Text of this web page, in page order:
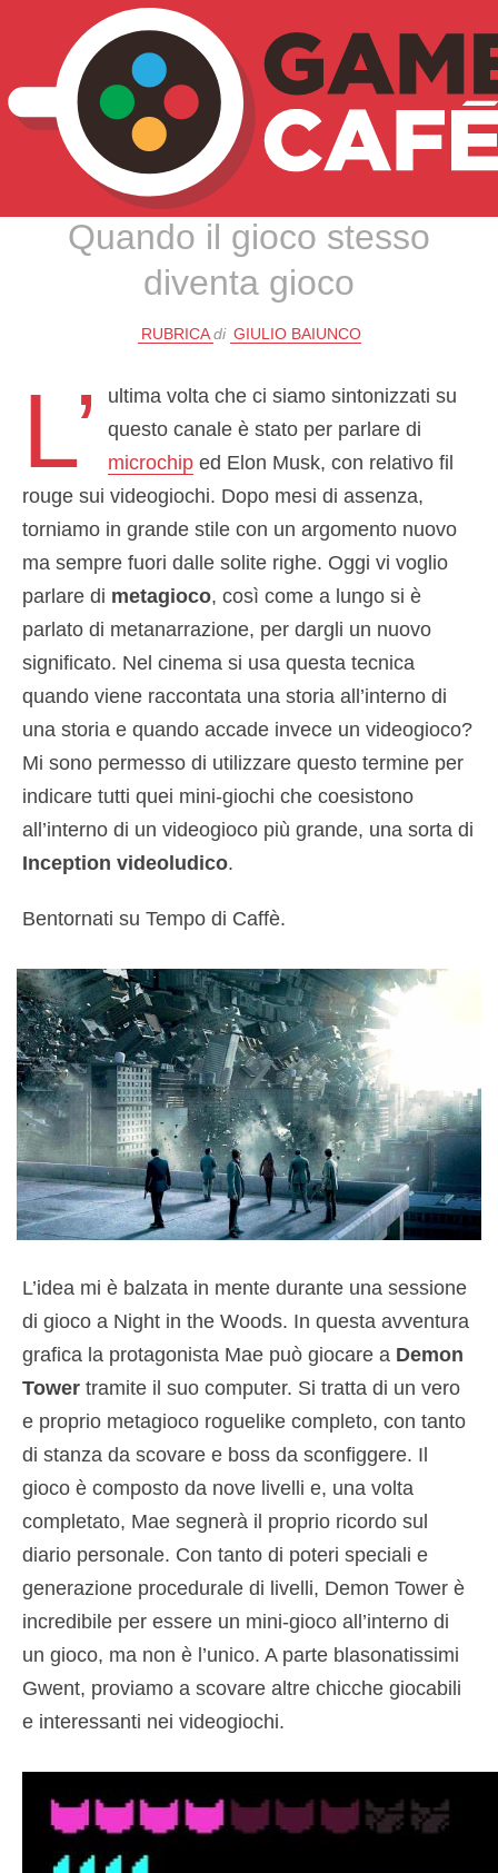
TEMPO DI CAFFÈ:
METAGIOCO
Quando il gioco stesso
diventa gioco
RUBRICA di GIULIO BAIUNCO
L’
ultima volta che ci siamo sintonizzati su
questo canale è stato per parlare di
microchip ed Elon Musk, con relativo fil
rouge sui videogiochi. Dopo mesi di assenza,
torniamo in grande stile con un argomento nuovo
ma sempre fuori dalle solite righe. Oggi vi voglio
parlare di metagioco, così come a lungo si è
parlato di metanarrazione, per dargli un nuovo
significato. Nel cinema si usa questa tecnica
quando viene raccontata una storia all’interno di
una storia e quando accade invece un videogioco?
Mi sono permesso di utilizzare questo termine per
indicare tutti quei mini-giochi che coesistono
all’interno di un videogioco più grande, una sorta di
Inception videoludico.
Bentornati su Tempo di Caffè.
L’idea mi è balzata in mente durante una sessione
di gioco a Night in the Woods. In questa avventura
grafica la protagonista Mae può giocare a Demon
Tower tramite il suo computer. Si tratta di un vero
e proprio metagioco roguelike completo, con tanto
di stanza da scovare e boss da sconfiggere. Il
gioco è composto da nove livelli e, una volta
completato, Mae segnerà il proprio ricordo sul
diario personale. Con tanto di poteri speciali e
generazione procedurale di livelli, Demon Tower è
incredibile per essere un mini-gioco all’interno di
un gioco, ma non è l’unico. A parte blasonatissimi
Gwent, proviamo a scovare altre chicche giocabili
e interessanti nei videogiochi.